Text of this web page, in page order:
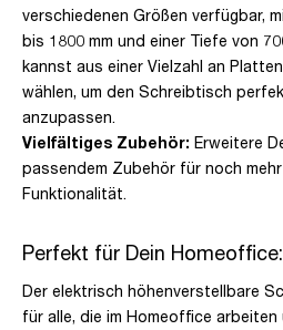
verschiedenen Größen verfügbar,
bis 1800 mm und einer Tiefe von
kannst aus einer Vielzahl an
wählen, um den Schreibtisch
anzupassen.
Vielfältiges Zubehör: Erweitere
passendem Zubehör für noch
Funktionalität.
Perfekt für Dein Homeoffice:
Der elektrisch höhenverstellbare
für alle, die im Homeoffice arbeiten